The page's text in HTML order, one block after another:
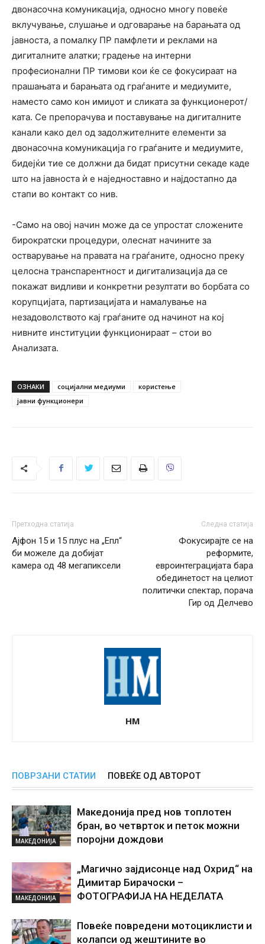
двонасочна комуникација, односно многу повеќе
вклучување, слушање и одговарање на барањата од
јавноста, а помалку ПР памфлети и реклами на
дигиталните алатки; градење на интерни
професионални ПР тимови кои ќе се фокусираат на
прашањата и барањата од граѓаните и медиумите,
наместо само кон имиџот и сликата за функционерот/
ката. Се препорачува и поставување на дигиталните
канали како дел од задолжителните елементи за
двонасочна комуникација го граѓаните и медиумите,
бидејќи тие се должни да бидат присутни секаде каде
што на јавноста ѝ е наједноставно и најдостапно да
стапи во контакт со нив.
-Само на овој начин може да се упростат сложените
бирократски процедури, олеснат начините за
остварување на правата на граѓаните, односно преку
целосна транспарентност и дигитализација да се
покажат видливи и конкретни резултати во борбата со
корупцијата, партизацијата и намалување на
незадоволството кај граѓаните од начинот на кој
нивните институции функционираат – стои во
Анализата.
ОЗНАКИ социјални медиуми
користење
јавни функционери
Претходна статија
Ајфон 15 и 15 плус на „Епл“
би можеле да добијат
камера од 48 мегапиксели
Следна статија
Фокусирајте се на
реформите,
евроинтеграцијата бара
обединетост на целиот
политички спектар, порача
Гир од Делчево
НМ
ПОВРЗАНИ СТАТИИ ПОВЕЌЕ ОД АВТОРОТ
МАКЕДОНИЈА
Македонија пред нов топлотен
бран, во четврток и петок можни
поројни дождови
МАКЕДОНИЈА
„Магично зајдисонце над Охрид“ на
Димитар Бирачоски –
ФОТОГРАФИЈА НА НЕДЕЛАТА
Повеќе повредени мотоциклисти и
колапси од жештините во